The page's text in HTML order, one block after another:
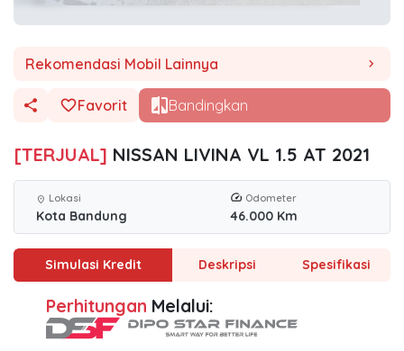
Rekomendasi Mobil Lainnya chevron_right
Favorit Bandingkan
[TERJUAL] NISSAN LIVINA VL 1.5 AT 2021
location_on Lokasi
Kota Bandung
Odometer
46.000 Km
Simulasi Kredit Deskripsi Spesifikasi
Perhitungan Melalui: